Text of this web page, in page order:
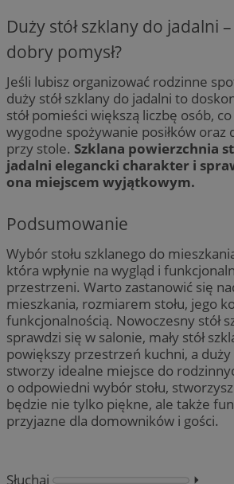
Duży stół szklany do jadalni
dobry pomysł?
Jeśli lubisz organizować rodzinne
duży stół szklany do jadalni to
stół pomieści większą liczbę osób,
wygodne spożywanie posiłków oraz
przy stole. Szklana powierzchnia
jadalni elegancki charakter i
ona miejscem wyjątkowym.
Podsumowanie
Wybór stołu szklanego do
która wpłynie na wygląd i
przestrzeni. Warto zastanowić się
mieszkania, rozmiarem stołu, jego
funkcjonalnością. Nowoczesny stół
sprawdzi się w salonie, mały stół
powiększy przestrzeń kuchni, a duży
stworzy idealne miejsce do
o odpowiedni wybór stołu,
będzie nie tylko piękne, ale także
przyjazne dla domowników i gości.
Słuchaj ⏵︎